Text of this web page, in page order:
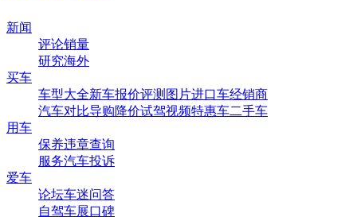
新闻
评论销量
研究海外
买车
车型大全新车报价评测 图片进口车经销商
汽车对比导购降价试驾视频特惠车二手车
用车
保养违章查询
服务汽车投诉
爱车
论坛车迷问答
自驾车展口碑